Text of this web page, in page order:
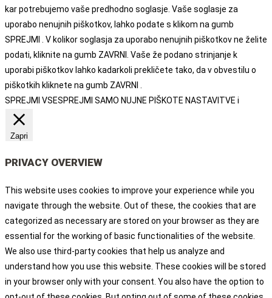
kar potrebujemo vaše predhodno soglasje. Vaše soglasje za
uporabo nenujnih piškotkov, lahko podate s klikom na gumb
SPREJMI . V kolikor soglasja za uporabo nenujnih piškotkov ne želite
podati, kliknite na gumb ZAVRNI. Vaše že podano strinjanje k
uporabi piškotkov lahko kadarkoli prekličete tako, da v obvestilu o
piškotkih kliknete na gumb ZAVRNI .
SPREJMI VSESPREJMI SAMO NUJNE PIŠKOTE NASTAVITVE i
Zapri
PRIVACY OVERVIEW
This website uses cookies to improve your experience while you
navigate through the website. Out of these, the cookies that are
categorized as necessary are stored on your browser as they are
essential for the working of basic functionalities of the website.
We also use third-party cookies that help us analyze and
understand how you use this website. These cookies will be stored
in your browser only with your consent. You also have the option to